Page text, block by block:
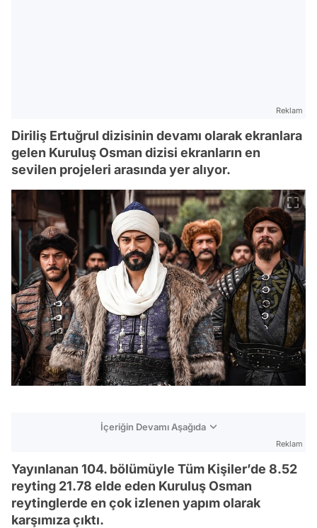
Reklam
Diriliş Ertuğrul dizisinin devamı olarak ekranlara
gelen Kuruluş Osman dizisi ekranların en
sevilen projeleri arasında yer alıyor.
İçeriğin Devamı Aşağıda
Reklam
Yayınlanan 104. bölümüyle Tüm Kişiler’de 8.52
reyting 21.78 elde eden Kuruluş Osman
reytinglerde en çok izlenen yapım olarak
karşımıza çıktı.